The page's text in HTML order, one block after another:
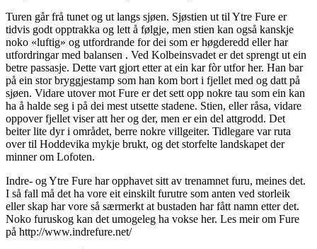
Turen går frå tunet og ut langs sjøen. Sjøstien ut til Ytre Fure er
tidvis godt opptrakka og lett å følgje, men stien kan også kanskje
noko «luftig» og utfordrande for dei som er høgderedd eller har
utfordringar med balansen . Ved Kolbeinsvadet er det sprengt ut ein
betre passasje. Dette vart gjort etter at ein kar fòr utfor her. Han bar
på ein stor bryggjestamp som han kom bort i fjellet med og datt på
sjøen. Vidare utover mot Fure er det sett opp nokre tau som ein kan
ha å halde seg i på dei mest utsette stadene. Stien, eller råsa, vidare
oppover fjellet viser att her og der, men er ein del attgrodd. Det
beiter lite dyr i området, berre nokre villgeiter. Tidlegare var ruta
over til Hoddevika mykje brukt, og det storfelte landskapet der
minner om Lofoten.
Indre- og Ytre Fure har opphavet sitt av trenamnet furu, meines det.
I så fall må det ha vore eit einskilt furutre som anten ved storleik
eller skap har vore så særmerkt at bustaden har fått namn etter det.
Noko furuskog kan det umogeleg ha vokse her. Les meir om Fure
på http://www.indrefure.net/